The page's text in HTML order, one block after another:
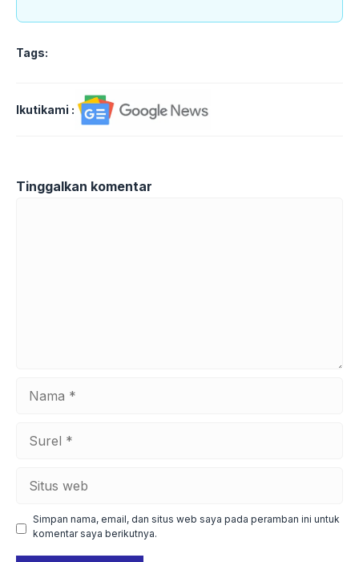
Tags:
Ikutikami :
Tinggalkan komentar
web
Simpan nama, email, dan situs web saya pada peramban ini untuk
komentar saya berikutnya.